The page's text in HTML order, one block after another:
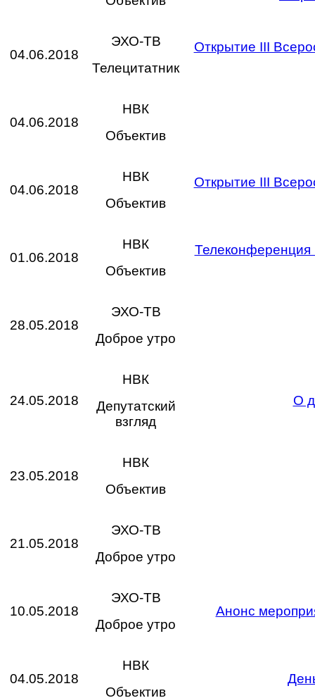
04.06.2018
ЭХО-ТВ
Телецитатник
Открытие III
04.06.2018
НВК
Объектив
04.06.2018
НВК
Объектив
Открытие III
01.06.2018
НВК
Объектив
Телеконференция
28.05.2018
ЭХО-ТВ
Доброе утро
24.05.2018
НВК
Депутатский
взгляд
О
23.05.2018
НВК
Объектив
21.05.2018
ЭХО-ТВ
Доброе утро
10.05.2018
ЭХО-ТВ
Доброе утро
Анонс
04.05.2018
НВК
Объектив